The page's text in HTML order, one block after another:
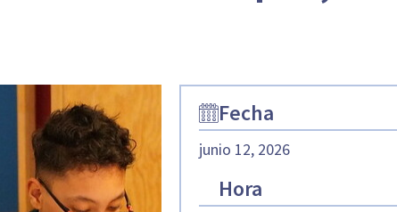
Fecha
junio 12, 2026
Hora